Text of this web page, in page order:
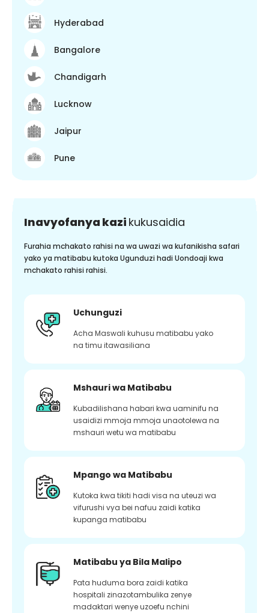
Hyderabad
Bangalore
Chandigarh
Lucknow
Jaipur
Pune
Inavyofanya kazi kukusaidia
Furahia mchakato rahisi na wa uwazi wa kufanikisha safari
yako ya matibabu kutoka Ugunduzi hadi Uondoaji kwa
mchakato rahisi rahisi.
Uchunguzi
Acha Maswali kuhusu matibabu yako
na timu itawasiliana
Mshauri wa Matibabu
Kubadilishana habari kwa uaminifu na
usaidizi mmoja mmoja unaotolewa na
mshauri wetu wa matibabu
Mpango wa Matibabu
Kutoka kwa tikiti hadi visa na uteuzi wa
vifurushi vya bei nafuu zaidi katika
kupanga matibabu
Matibabu ya Bila Malipo
Pata huduma bora zaidi katika
hospitali zinazotambulika zenye
madaktari wenye uzoefu nchini